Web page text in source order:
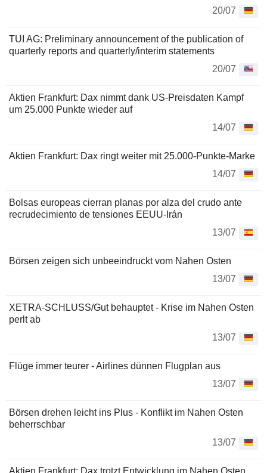
20/07
TUI AG: Preliminary announcement of the publication of
quarterly reports and quarterly/interim statements
20/07
Aktien Frankfurt: Dax nimmt dank US-Preisdaten Kampf
um 25.000 Punkte wieder auf
14/07
Aktien Frankfurt: Dax ringt weiter mit 25.000-Punkte-Marke
14/07
Bolsas europeas cierran planas por alza del crudo ante
recrudecimiento de tensiones EEUU-Irán
13/07
Börsen zeigen sich unbeeindruckt vom Nahen Osten
13/07
XETRA-SCHLUSS/Gut behauptet - Krise im Nahen Osten
perlt ab
13/07
Flüge immer teurer - Airlines dünnen Flugplan aus
13/07
Börsen drehen leicht ins Plus - Konflikt im Nahen Osten
beherrschbar
13/07